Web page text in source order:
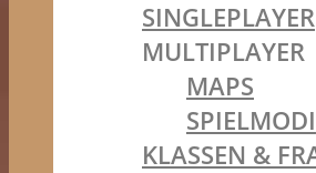
SINGLEPLAYER
MULTIPLAYER
MAPS
SPIELMODI
KLASSEN &